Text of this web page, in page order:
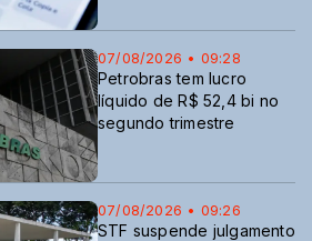
07/08/2026 • 09:28
Petrobras tem lucro
líquido de R$ 52,4 bi no
segundo trimestre
07/08/2026 • 09:26
STF suspende julgamento